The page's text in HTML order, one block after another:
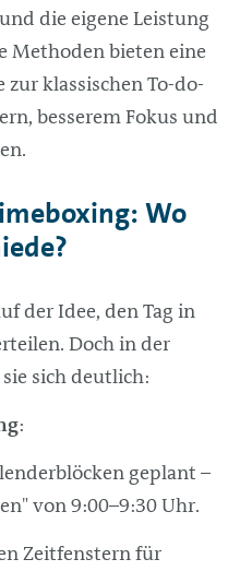
die eigene Leistung
Methoden bieten eine
klassischen To-do-
besserem Fokus und
Wo
der Idee, den Tag in
Doch in der
sich deutlich:
:
geplant –
von 9:00–9:30 Uhr.
Zeitfenstern für